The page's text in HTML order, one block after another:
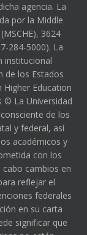
agencia. La
por la Middle
3624
284-5000). La
institucional
de los Estados
Education
© La Universidad
de los
y federal, así
académicos y
con los
cambios en
reflejar el
federales
en su carta
significar que